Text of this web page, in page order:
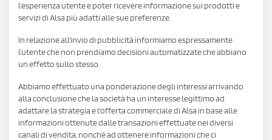
l’esperienza utente e poter ricevere informazione sui prodotti e
servizi di Alsa più adatti alle sue preferenze.
In relazione all'invio di pubblicità informiamo espressamente
l’utente che non prendiamo decisioni automatizzate che abbiano
un effetto sullo stesso.
Abbiamo effettuato una ponderazione degli interessi arrivando
alla conclusione che la società ha un interesse legittimo ad
adattare la strategia e l'offerta commerciale di Alsa in base alle
informazioni ottenute dalle transazioni effettuate nei diversi
canali di vendita, nonché ad ottenere informazioni che ci